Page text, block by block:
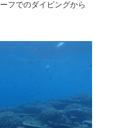
フでのダイビングから